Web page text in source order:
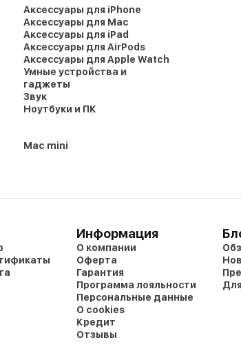
Аксессуары для iPhone
Аксессуары для Mac
Аксессуары для iPad
Аксессуары для AirPods
Аксессуары для Apple Watch
Умные устройства и
гаджеты
Звук
Ноутбуки и ПК
Mac mini
Информация
О компании
Оферта
Гарантия
Программа лояльности
Персональные данные
О cookies
Кредит
Отзывы